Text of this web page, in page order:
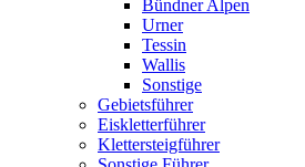
Bündner Alpen
Urner
Tessin
Wallis
Sonstige
Gebietsführer
Eiskletterführer
Klettersteigführer